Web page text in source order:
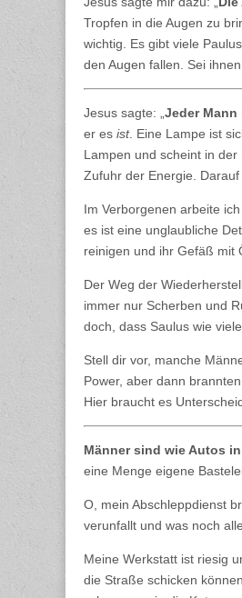
Tropfen in die Augen zu
wichtig. Es gibt viele
den Augen fallen. Sei
Jesus sagte: „ Jeder
er es ist. Eine Lampe ist
Lampen und scheint in
Zufuhr der Energie. Darauf
Im Verborgenen arbeite
es ist eine unglaubliche
reinigen und ihr Gefäß mit
Der Weg der
immer nur Scherben und
doch, dass Saulus wie
Stell dir vor, manche
Power, aber dann
Hier braucht es
Männer sind wie Autos
eine Menge eigene
O, mein Abschleppdienst
verunfallt und was noch
Meine Werkstatt ist riesig
die Straße schicken